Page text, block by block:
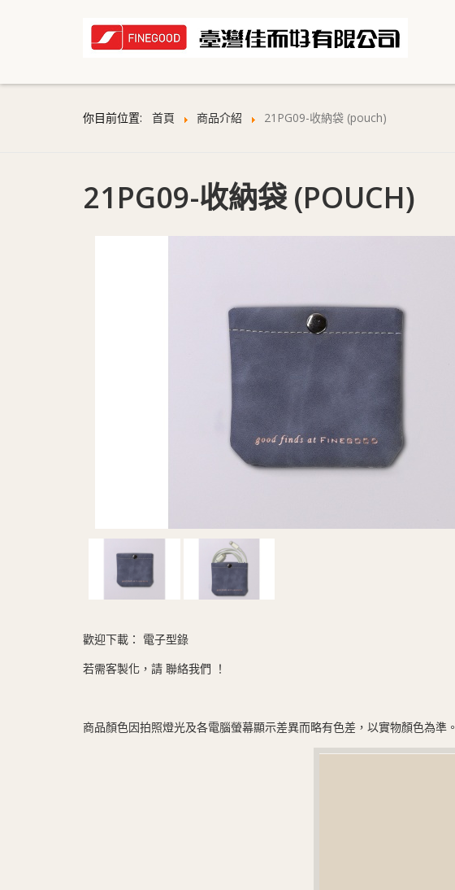
你目前位置: 首頁 商品介紹 21PG09-收納袋 (pouch)
21PG09-收納袋 (POUCH)
歡迎下載： 電子型錄
若需客製化，請 聯絡我們 ！
商品顏色因拍照燈光及各電腦螢幕顯示差異而略有色差，以實物顏色為準。